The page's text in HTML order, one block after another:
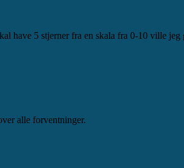
have 5 stjerner fra en skala fra 0-10 ville
alle forventninger.